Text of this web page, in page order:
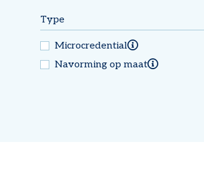
Type
Microcredential
Meer info over
Microcredential
Navorming op maat
Meer info